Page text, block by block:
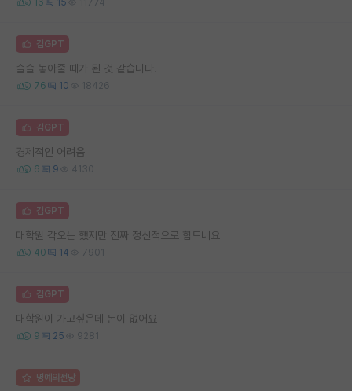
김GPT
슬슬 놓아줄 때가 된 것 같습니다.
76 10 18426
김GPT
경제적인 어려움
6 9 4130
김GPT
대학원 각오는 했지만 진짜 정신적으로 힘드네요
40 14 7901
김GPT
대학원이 가고싶은데 돈이 없어요
9 25 9281
명예의전당